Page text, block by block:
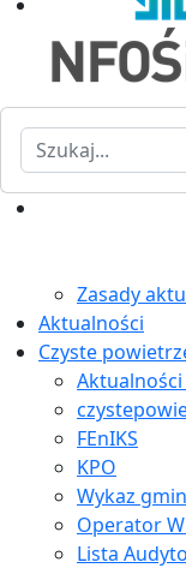
Szukaj
Zasady
Aktualności
Czyste
Aktualności
FEnIKS
KPO
Wykaz gmin
Operator
Lista